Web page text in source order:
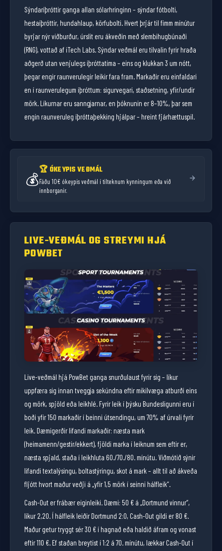
Sýndaríþróttir ganga allan sólarhringinn – sýndar fótbolti,
hestaíþróttir, hundahlaup, körfubolti. Hvert þrjár til fimm mínútur
byrjar nýr viðburður, úrslit eru ákveðin með slembihugbúnaði
(RNG), vottað af iTech Labs. Sýndar veðmál eru tilvalin fyrir hraða
aðgerð utan venjulegs íþróttatíma – eins og klukkan 3 um nótt,
þegar engir raunverulegir leikir fara fram. Markaðir eru einfaldari
en í raunverulegum íþróttum: sigurvegari, staðsetning, yfir/undir
mörk. Líkurnar eru sanngjarnar, en þóknunin er 8–10%, þar sem
engin raunveruleg íþróttaþekking hjálpar – hreint fjárhættuspil.
💰
🏆 ÓKEYPIS VEÐMÁL
Fáðu 10€ ókeypis veðmál í tilteknum kynningum eða við
innborganir.
LIVE-VEÐMÁL OG STREYMI HJÁ
POWBET
Live-veðmál hjá PowBet ganga snurðulaust fyrir sig – líkur
uppfæra sig innan tveggja sekúndna eftir mikilvæga atburði eins
og mörk, spjöld eða leikhlé. Fyrir leik í þýsku Bundesligunni eru í
boði yfir 150 markaðir í beinni útsendingu, um 70% af úrvali fyrir
leik. Dæmigerðir lifandi markaðir: næsta mark
(heimamenn/gestir/ekkert), fjöldi marka í leiknum sem eftir er,
næsta spjald, staða í leikhluta 60./70./80. mínútu. Viðmótið sýnir
lifandi textalýsingu, boltastýringu, skot á mark – allt til að ákveða
fljótt hvort maður veðji á „yfir 1,5 mörk í seinni hálfleik“.
Cash-Out er frábær eiginleiki. Dæmi: 50 € á „Dortmund vinnur“,
líkur 2,20. Í hálfleik leiðir Dortmund 2:0, Cash-Out gildi er 80 €.
Maður getur tryggt sér 30 € í hagnað eða haldið áfram og vonast
eftir 110 €. Ef staðan breytist í 1:2 á 70. mínútu, lækkar Cash-Out í